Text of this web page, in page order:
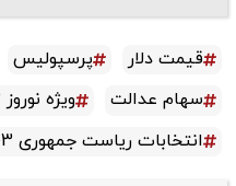
قیمت دلار پرسپولیس
سهام عدالت
ویژه نوروز 1403
انتخابات ریاست جمهوری 1403